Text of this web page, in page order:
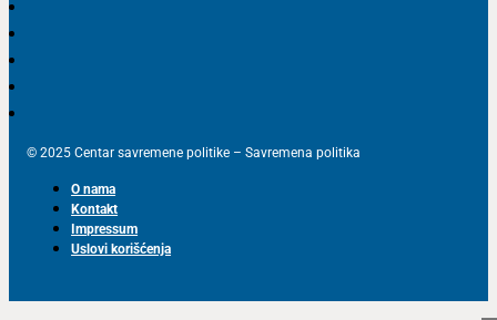
© 2025 Centar savremene politike – Savremena politika
O nama
Kontakt
Impressum
Uslovi korišćenja